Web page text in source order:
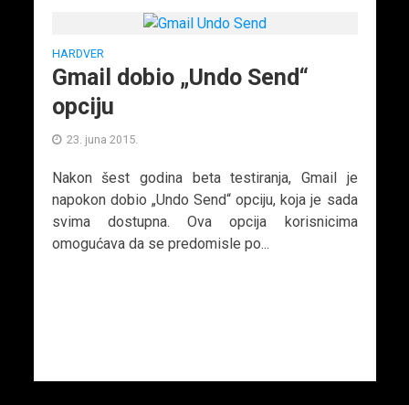
HARDVER
Gmail dobio „Undo Send“
opciju
23. juna 2015.
Nakon šest godina beta testiranja, Gmail je
napokon dobio „Undo Send“ opciju, koja je sada
svima dostupna. Ova opcija korisnicima
omogućava da se predomisle po...